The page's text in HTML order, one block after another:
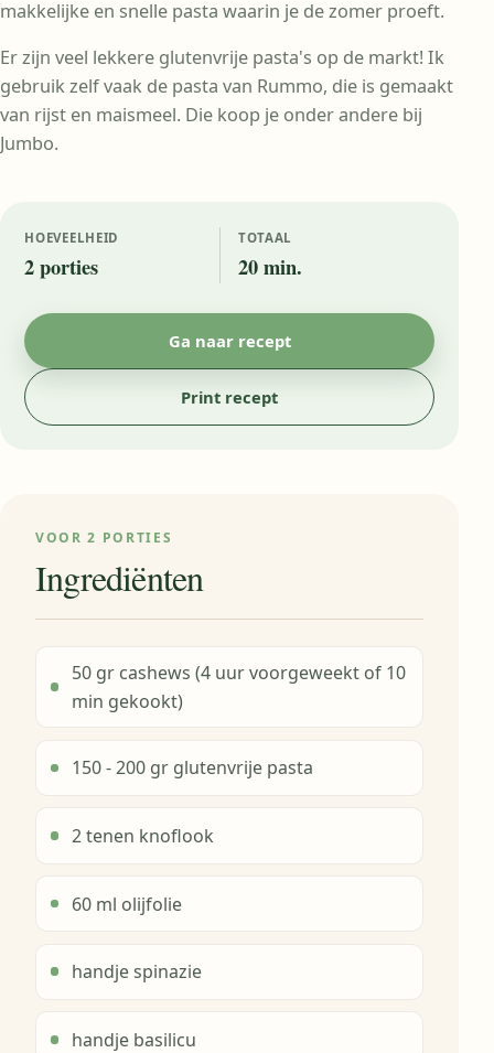
makkelijke en snelle pasta waarin je de zomer proeft.
Er zijn veel lekkere glutenvrije pasta's op de markt! Ik
gebruik zelf vaak de pasta van Rummo, die is gemaakt
van rijst en maismeel. Die koop je onder andere bij
Jumbo.
HOEVEELHEID
2 porties
TOTAAL
20 min.
Ga naar recept
Print recept
VOOR 2 PORTIES
Ingrediënten
50 gr cashews (4 uur voorgeweekt of 10
min gekookt)
150 - 200 gr glutenvrije pasta
2 tenen knoflook
60 ml olijfolie
handje spinazie
handje basilicu